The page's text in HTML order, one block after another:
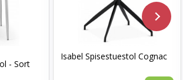
- Sort
Isabel Spisestuestol Cognac